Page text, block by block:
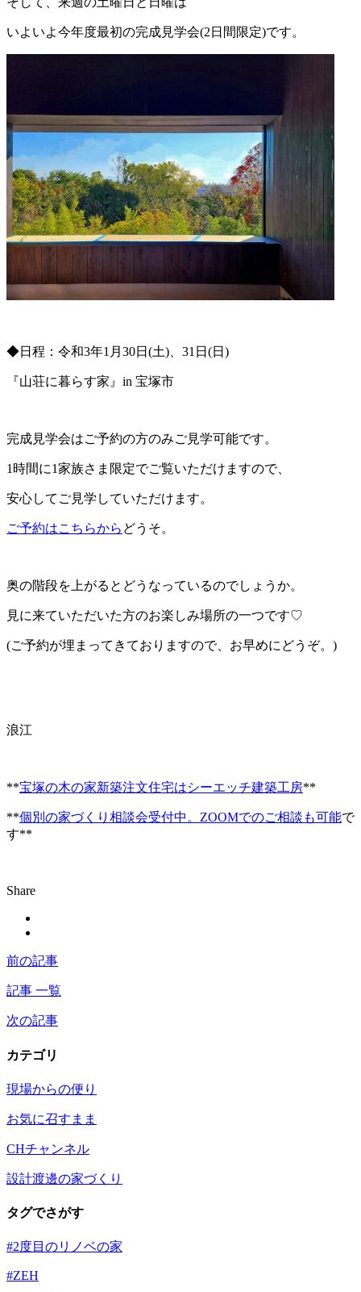
いよいよ今年度最初の完成見学会(2日間限定)です。
◆日程：令和3年1月30日(土)、31日(日)
『山荘に暮らす家』in 宝塚市
完成見学会はご予約の方のみご見学可能です。
1時間に1家族さま限定でご覧いただけますので、
安心してご見学していただけます。
ご予約はこちらから どうそ。
奥の階段を上がるとどうなっているのでしょうか。
見に来ていただいた方のお楽しみ場所の一つです♡
(ご予約が埋まってきておりますので、お早めにどうぞ。)
浪江
**宝塚の木の家新築注文住宅はシーエッチ建築工房**
**個別の家づくり相談会受付中。ZOOMでのご相談も可能で
す**
Share
前の記事
記事 一覧
次の記事
カテゴリ
現場からの便り
お気に召すまま
CHチャンネル
設計渡邊の家づくり
タグでさがす
#2度目のリノベの家
#ZEH